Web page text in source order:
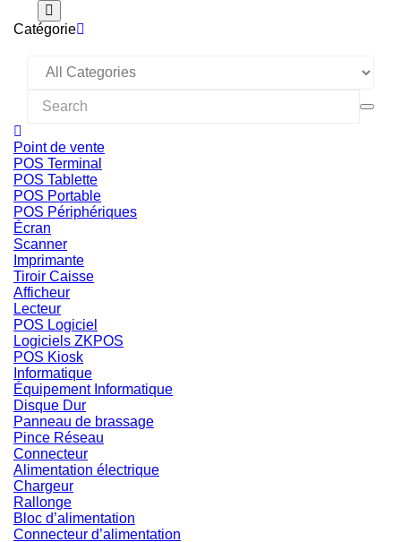
Catégorie
Point de vente
POS Terminal
POS Tablette
POS Portable
POS Périphériques
Écran
Scanner
Imprimante
Tiroir Caisse
Afficheur
Lecteur
POS Logiciel
Logiciels ZKPOS
POS Kiosk
Informatique
Équipement Informatique
Disque Dur
Panneau de brassage
Pince Réseau
Connecteur
Alimentation électrique
Chargeur
Rallonge
Bloc d’alimentation
Connecteur d’alimentation